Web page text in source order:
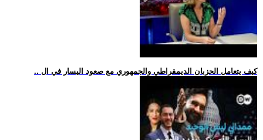
.. كيف يتعامل الحزبان الديمقراطي والجمهوري مع صعود اليسار في ال